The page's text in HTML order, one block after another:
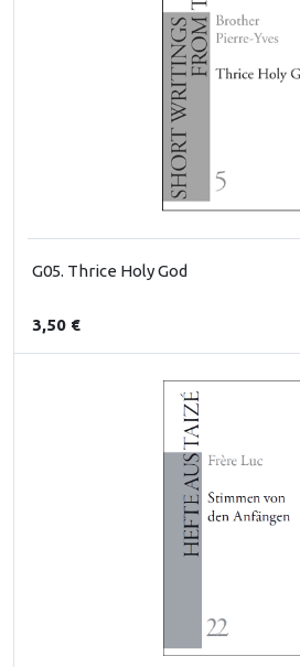
G05. Thrice Holy God
3,50 €